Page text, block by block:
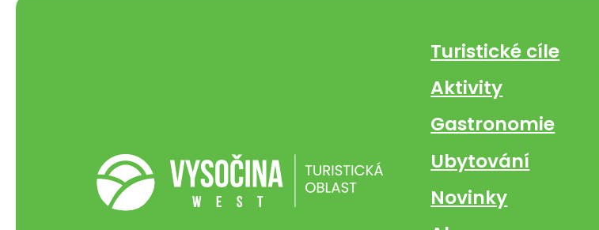
Turistické cíle
Aktivity
Gastronomie
Ubytování
Novinky